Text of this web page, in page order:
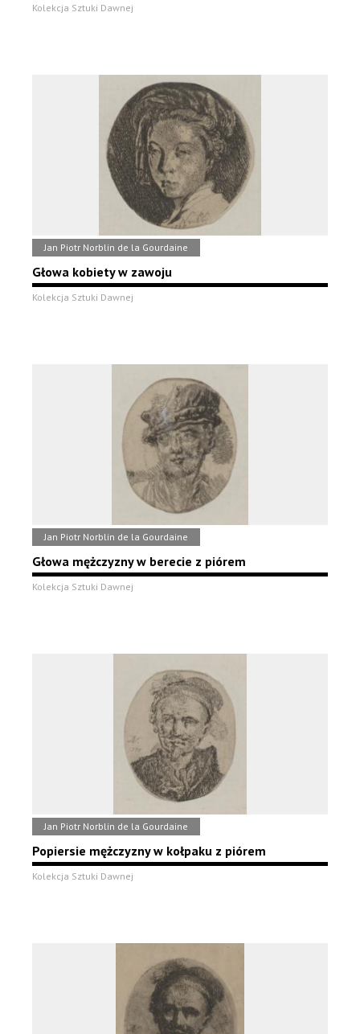
Kolekcja Sztuki Dawnej
Jan Piotr Norblin de la Gourdaine
Głowa kobiety w zawoju
Kolekcja Sztuki Dawnej
Jan Piotr Norblin de la Gourdaine
Głowa mężczyzny w berecie z piórem
Kolekcja Sztuki Dawnej
Jan Piotr Norblin de la Gourdaine
Popiersie mężczyzny w kołpaku z piórem
Kolekcja Sztuki Dawnej